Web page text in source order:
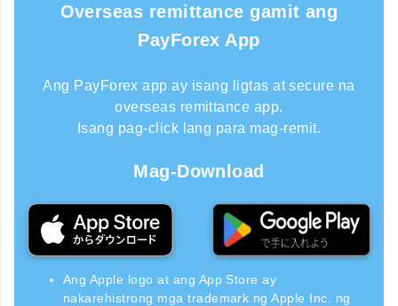
Overseas remittance gamit ang
PayForex App
Ang PayForex app ay isang ligtas at secure na
overseas remittance app.
Isang pag-click lang para mag-remit.
Mag-Download
Ang Apple logo at ang App Store ay
nakarehistrong mga trademark ng Apple Inc. ng